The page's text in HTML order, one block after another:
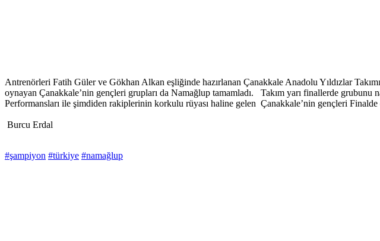
Antrenörleri Fatih Güler ve Gökhan Alkan eşliğinde hazırlanan Çanakkale Anadolu Yıldızlar
oynayan Çanakkale’nin gençleri grupları da Namağlup tamamladı. Takım yarı finallerde
Performansları ile şimdiden rakiplerinin korkulu rüyası haline gelen Çanakkale’nin gençleri
Burcu Erdal
#şampiyon #türkiye #namağlup